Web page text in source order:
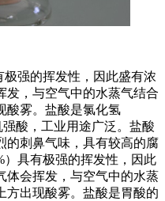
强的挥发性，因此盛有浓
发，与空气中的水蒸气结合
酸雾。盐酸是氯化氢
强酸，工业用途广泛。盐酸
的刺鼻气味，具有较高的腐
）具有极强的挥发性，因此
体会挥发，与空气中的水蒸
方出现酸雾。盐酸是胃酸的